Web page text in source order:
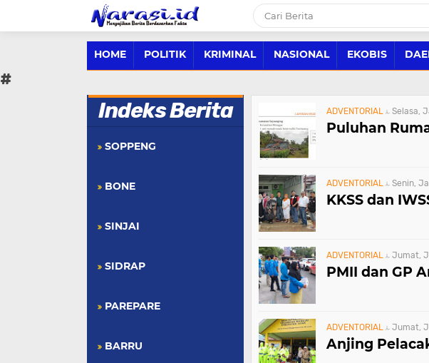
HOME POLITIK KRIMINAL NASIONAL EKOBIS
#
Indeks Berita
SOPPENG
BONE
SINJAI
SIDRAP
PAREPARE
BARRU
ADVENTORIAL Selasa,
Puluhan
ADVENTORIAL Senin,
KKSS dan
ADVENTORIAL Jumat,
PMII dan GP
ADVENTORIAL Jumat,
Anjing